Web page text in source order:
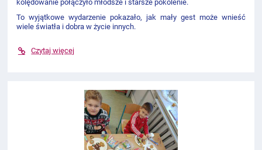
kolędowanie połączyło młodsze i starsze pokolenie.
To wyjątkowe wydarzenie pokazało, jak mały gest może wnieść
wiele światła i dobra w życie innych.
Czytaj więcej